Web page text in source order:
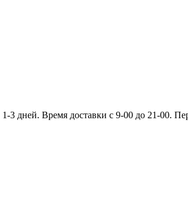
3 дней. Время доставки с 9-00 до 21-00.